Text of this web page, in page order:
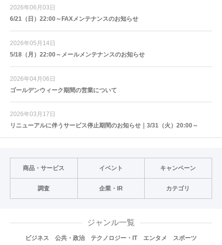
2026年06月03日
6/21（日）22:00～FAXメンテナンスのお知らせ
2026年05月14日
5/18（月）22:00～メールメンテナンスのお知らせ
2026年04月06日
ゴールデンウィーク期間の営業について
2026年03月17日
リニューアルに伴うサービス停止期間のお知らせ｜3/31（火）20:00～
商品・サービス イベント キャンペーン
調査 企業・IR カテゴリ
ジャンル一覧
ビジネス 公共・政治 テクノロジー・IT エンタメ スポーツ